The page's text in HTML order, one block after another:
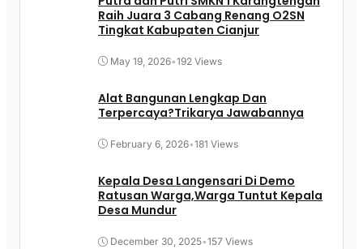
Raih Juara 3 Cabang Renang O2SN
Tingkat Kabupaten Cianjur
May 19, 2026•192 Views
Alat Bangunan Lengkap Dan
Terpercaya?Trikarya Jawabannya
February 6, 2026•181 Views
Kepala Desa Langensari Di Demo
Ratusan Warga,Warga Tuntut Kepala
Desa Mundur
December 30, 2025•157 Views